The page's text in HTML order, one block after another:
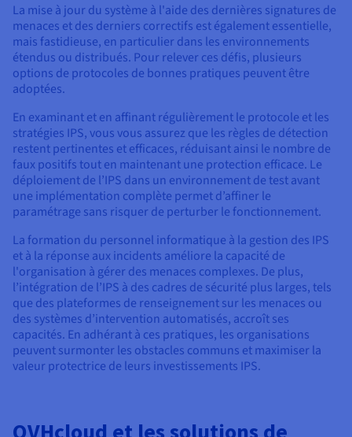
La mise à jour du système à l'aide des dernières signatures de
menaces et des derniers correctifs est également essentielle,
mais fastidieuse, en particulier dans les environnements
étendus ou distribués. Pour relever ces défis, plusieurs
options de protocoles de bonnes pratiques peuvent être
adoptées.
En examinant et en affinant régulièrement le protocole et les
stratégies IPS, vous vous assurez que les règles de détection
restent pertinentes et efficaces, réduisant ainsi le nombre de
faux positifs tout en maintenant une protection efficace. Le
déploiement de l’IPS dans un environnement de test avant
une implémentation complète permet d’affiner le
paramétrage sans risquer de perturber le fonctionnement.
La formation du personnel informatique à la gestion des IPS
et à la réponse aux incidents améliore la capacité de
l'organisation à gérer des menaces complexes. De plus,
l’intégration de l’IPS à des cadres de sécurité plus larges, tels
que des plateformes de renseignement sur les menaces ou
des systèmes d’intervention automatisés, accroît ses
capacités. En adhérant à ces pratiques, les organisations
peuvent surmonter les obstacles communs et maximiser la
valeur protectrice de leurs investissements IPS.